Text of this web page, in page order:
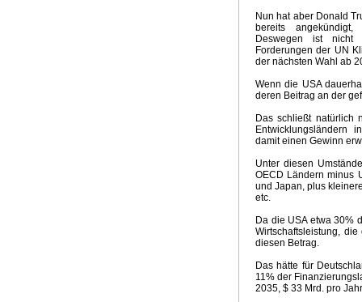
Nun hat aber Donald
bereits
Deswegen ist nicht
Forderungen der UN
der nächsten Wahl ab
Wenn die USA
deren Beitrag an der
Das schließt natürlich
Entwicklungsländern
damit einen Gewinn
Unter diesen
OECD Ländern minus
und Japan, plus
etc.
Da die USA etwa 30%
Wirtschaftsleistung,
diesen Betrag.
Das hätte für
11% der
2035, $ 33 Mrd. pro